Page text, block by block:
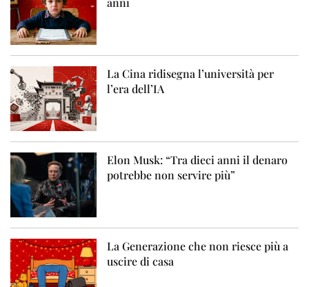
La Cina ridisegna l’università per
l’era dell’IA
Elon Musk: “Tra dieci anni il denaro
potrebbe non servire più”
La Generazione che non riesce più a
uscire di casa